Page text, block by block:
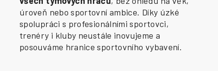
úroveň nebo sportovní ambice. Díky úzké
spolupráci s profesionálními sportovci,
trenéry i kluby neustále inovujeme a
posouváme hranice sportovního vybavení.